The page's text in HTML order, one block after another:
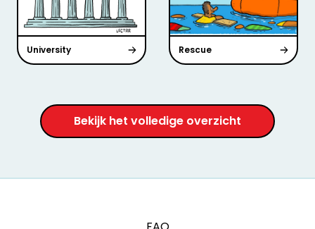
University Rescue
Bekijk het volledige overzicht